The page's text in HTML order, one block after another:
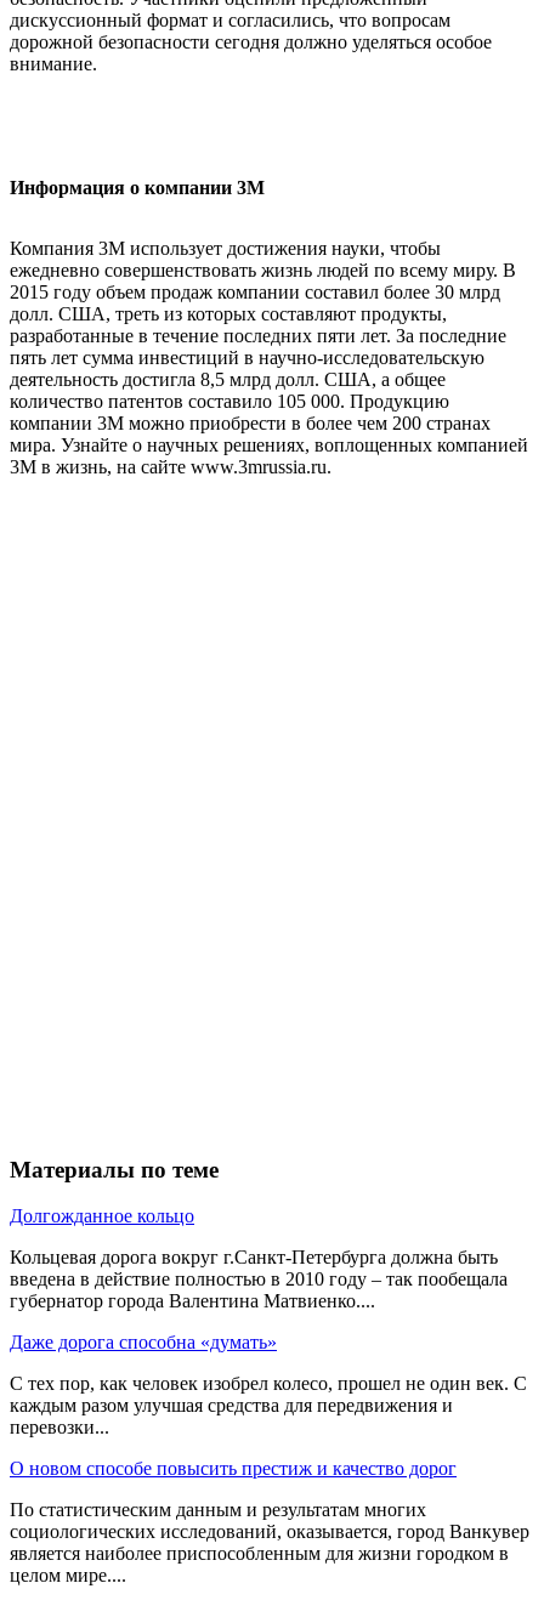
дискуссионный формат и согласились, что вопросам
дорожной безопасности сегодня должно уделяться особое
внимание.
Информация о компании 3М
Компания 3М использует достижения науки, чтобы
ежедневно совершенствовать жизнь людей по всему миру. В
2015 году объем продаж компании составил более 30 млрд
долл. США, треть из которых составляют продукты,
разработанные в течение последних пяти лет. За последние
пять лет сумма инвестиций в научно-исследовательскую
деятельность достигла 8,5 млрд долл. США, а общее
количество патентов составило 105 000. Продукцию
компании 3М можно приобрести в более чем 200 странах
мира. Узнайте о научных решениях, воплощенных компанией
3М в жизнь, на сайте www.3mrussia.ru.
Материалы по теме
Долгожданное кольцо
Кольцевая дорога вокруг г.Санкт-Петербурга должна быть
введена в действие полностью в 2010 году – так пообещала
губернатор города Валентина Матвиенко....
Даже дорога способна «думать»
С тех пор, как человек изобрел колесо, прошел не один век. С
каждым разом улучшая средства для передвижения и
перевозки...
О новом способе повысить престиж и качество дорог
По статистическим данным и результатам многих
социологических исследований, оказывается, город Ванкувер
является наиболее приспособленным для жизни городком в
целом мире....